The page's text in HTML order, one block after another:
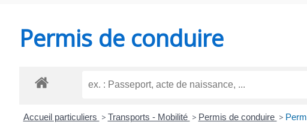
ROGATIEN
Permis de conduire
Accueil particuliers > Transports - Mobilité > Permis de conduire >